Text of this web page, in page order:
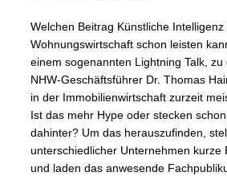
Welchen Beitrag Künstliche Intelligenz
Wohnungswirtschaft schon leisten
einem sogenannten Lightning Talk,
NHW-Geschäftsführer Dr. Thomas
in der Immobilienwirtschaft zurzeit
Ist das mehr Hype oder stecken
dahinter? Um das herauszufinden,
unterschiedlicher Unternehmen kurze
und laden das anwesende